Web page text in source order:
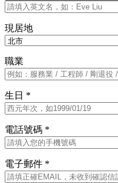
現居地
職業
生日 *
電話號碼 *
電子郵件 *